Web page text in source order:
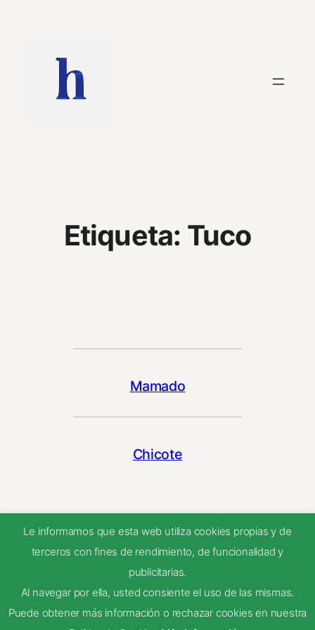
contenido
Etiqueta: Tuco
Mamado
Chicote
Le informamos que esta web utiliza cookies propias y de
terceros con fines de rendimiento, de funcionalidad y
publicitarias.
Al navegar por ella, usted consiente el uso de las mismas.
Puede obtener más información o rechazar cookies en nuestra